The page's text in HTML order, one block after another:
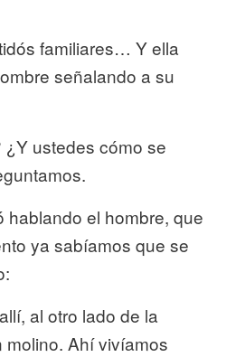
familiares… Y ella
señalando a su
ustedes cómo se
hablando el hombre, que
ya sabíamos que se
al otro lado de la
molino. Ahí vivíamos